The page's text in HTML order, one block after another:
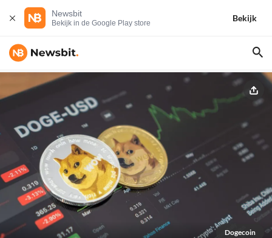
Newsbit
Bekijk in de Google Play store
Bekijk
Dogecoin